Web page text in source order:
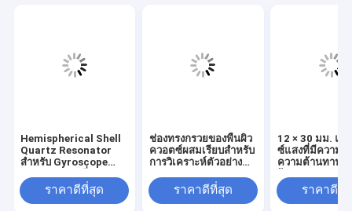
Hemispherical Shell
Quartz Resonator
สำหรับ Gyroscope
ราคาดีที่สุด
ช่องทรงกรวยของพื้นผิว
ควอตซ์ผสมเรียบสำหรับ
การวิเคราะห์ตัวอย่าง
ราคาดีที่สุด
12 × 30 มม. แก้
ซ์แสงที่มีความบ
ความต้านทานค
ราคาดีที่